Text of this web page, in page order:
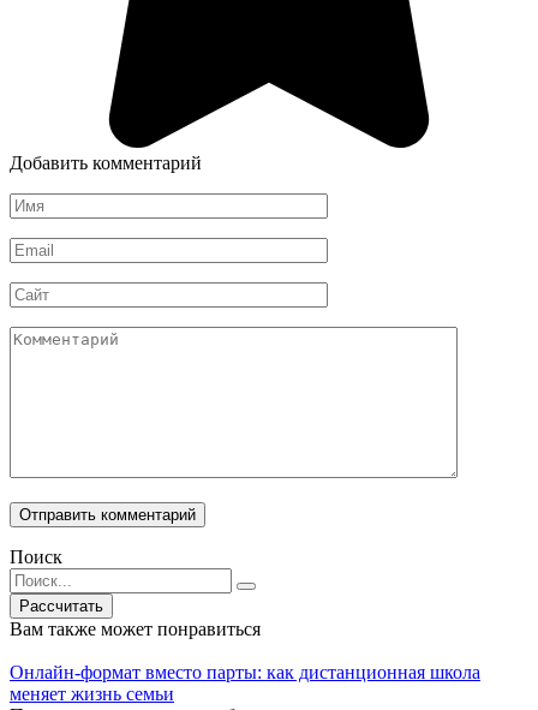
Добавить комментарий
Имя
*
Email
*
Сайт
Комментарий
Поиск
Search
for:
Вам также может понравиться
Онлайн-формат вместо парты: как дистанционная школа
меняет жизнь семьи